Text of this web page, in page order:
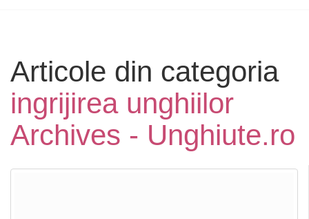
Articole din categoria
ingrijirea unghiilor
Archives - Unghiute.ro